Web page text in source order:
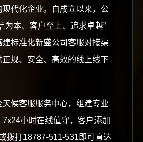
现代化企业。自成立以来，公
为本、客户至上、追求卓越”
建标准化新盛公司客服对接渠
规、安全、高效的线上线下
天候客服服务中心，组建专业
7x24小时在线值守，客户添加
拨打18787-511-531即可直达